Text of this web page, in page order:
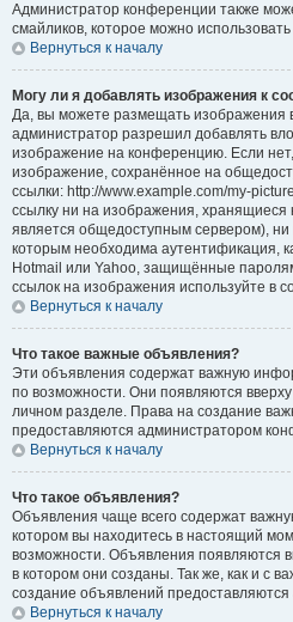
Администратор конференции также
смайликов, которое можно
Вернуться к началу
Могу ли я добавлять изображения к
Да, вы можете размещать изображения
администратор разрешил добавлять
изображение на конференцию. Если
изображение, сохранённое на
ссылки: http://www.example.com/my-
ссылку ни на изображения,
является общедоступным сервером),
которым необходима аутентификация,
Hotmail или Yahoo, защищённые
ссылок на изображения используйте в
Вернуться к началу
Что такое важные объявления?
Эти объявления содержат важную
по возможности. Они появляются
личном разделе. Права на создание
предоставляются администратором
Вернуться к началу
Что такое объявления?
Объявления чаще всего содержат
котором вы находитесь в настоящий
возможности. Объявления появляются
в котором они созданы. Так же, как и с
создание объявлений
Вернуться к началу